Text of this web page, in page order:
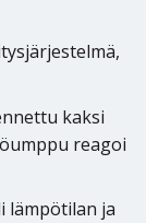
kaksi
reagoi
lämpötilan ja